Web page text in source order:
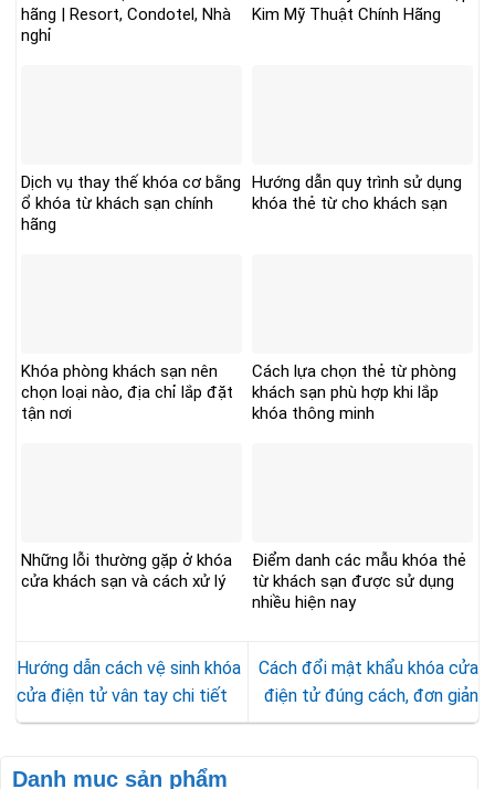
hãng | Resort, Condotel, Nhà
nghỉ
Kim Mỹ Thuật Chính Hãng
Dịch vụ thay thế khóa cơ bằng
ổ khóa từ khách sạn chính
hãng
Hướng dẫn quy trình sử dụng
khóa thẻ từ cho khách sạn
Khóa phòng khách sạn nên
chọn loại nào, địa chỉ lắp đặt
tận nơi
Cách lựa chọn thẻ từ phòng
khách sạn phù hợp khi lắp
khóa thông minh
Những lỗi thường gặp ở khóa
cửa khách sạn và cách xử lý
Điểm danh các mẫu khóa thẻ
từ khách sạn được sử dụng
nhiều hiện nay
Hướng dẫn cách vệ sinh khóa
cửa điện tử vân tay chi tiết
Cách đổi mật khẩu khóa cửa
điện tử đúng cách, đơn giản
Danh mục sản phẩm